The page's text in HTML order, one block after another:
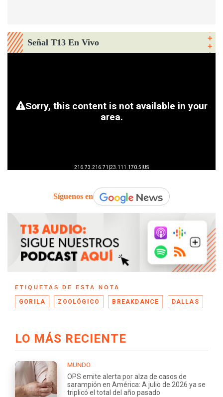
Señal T13 En Vivo
Síguenos en
ETIQUETAS DE ESTA NOTA
GORILA ZOOLÓGICO BREAKDANCE DALLAS
LO MÁS RECIENTE
MUNDO
OPS emite alerta por alza de casos de
sarampión en América: A julio de 2026 ya se
triplicó el total del año pasado